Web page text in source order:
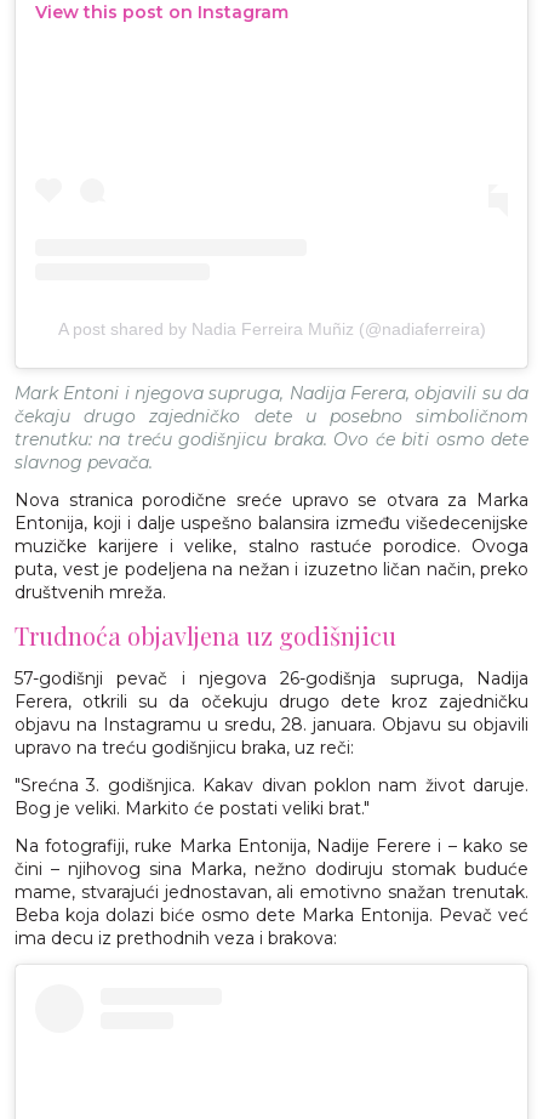
View this post on Instagram
A post shared by Nadia Ferreira Muñiz (@nadiaferreira)
Mark Entoni i njegova supruga, Nadija Ferera, objavili su da
čekaju drugo zajedničko dete u posebno simboličnom
trenutku: na treću godišnjicu braka. Ovo će biti osmo dete
slavnog pevača.
Nova stranica porodične sreće upravo se otvara za Marka
Entonija, koji i dalje uspešno balansira između višedecenijske
muzičke karijere i velike, stalno rastuće porodice. Ovoga
puta, vest je podeljena na nežan i izuzetno ličan način, preko
društvenih mreža.
Trudnoća objavljena uz godišnjicu
57-godišnji pevač i njegova 26-godišnja supruga, Nadija
Ferera, otkrili su da očekuju drugo dete kroz zajedničku
objavu na Instagramu u sredu, 28. januara. Objavu su objavili
upravo na treću godišnjicu braka, uz reči:
"Srećna 3. godišnjica. Kakav divan poklon nam život daruje.
Bog je veliki. Markito će postati veliki brat."
Na fotografiji, ruke Marka Entonija, Nadije Ferere i – kako se
čini – njihovog sina Marka, nežno dodiruju stomak buduće
mame, stvarajući jednostavan, ali emotivno snažan trenutak.
Beba koja dolazi biće osmo dete Marka Entonija. Pevač već
ima decu iz prethodnih veza i brakova: